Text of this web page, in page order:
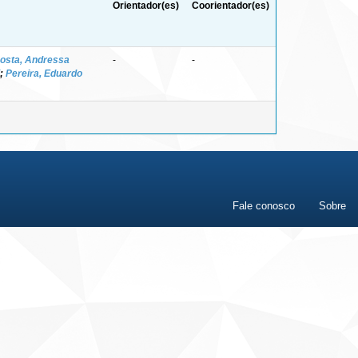
Orientador(es) Coorientador(es)
Andressa
; Pereira, Eduardo
- -
Fale conosco Sobre